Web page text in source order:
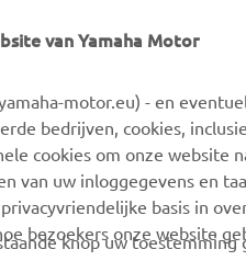
VOOR
eBike systemen
Autoriteiten
Golfbanen
Eerste hulpverleners
van Yamaha Motor
motor.eu) - en
bedrijven, cookies,
cookies om onze website
van uw inloggegevens en
basis in
bezoekers onze website
knop uw